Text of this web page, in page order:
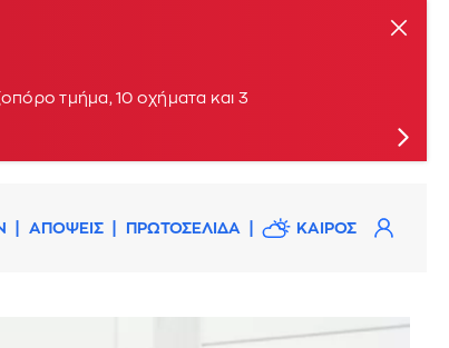
τμήμα, 10 οχήματα και 3
ΑΠΟΨΕΙΣ ΠΡΩΤΟΣΕΛΙΔΑ ΚΑΙΡΟΣ